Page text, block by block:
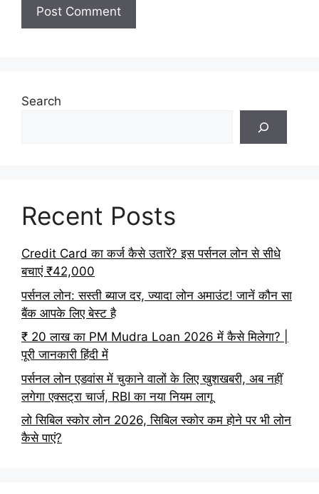
Search
Recent Posts
Credit Card का कर्ज कैसे उतारें? इस पर्सनल लोन से सीधे
बचाएं ₹42,000
पर्सनल लोन: सस्ती ब्याज दर, ज्यादा लोन अमाउंट! जानें कौन सा
बैंक आपके लिए बेस्ट है
₹ 20 लाख का PM Mudra Loan 2026 में कैसे मिलेगा? |
पूरी जानकारी हिंदी में
पर्सनल लोन एडवांस में चुकाने वालों के लिए खुशखबरी, अब नहीं
लगेगा एक्सट्रा चार्ज, RBI का नया नियम लागू
लो सिबिल स्कोर लोन 2026, सिबिल स्कोर कम होने पर भी लोन
कैसे पाएं?